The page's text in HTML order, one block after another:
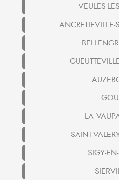
VEULES-
ANCRETIEVILLE-
LA
SAINT-
SIGY-